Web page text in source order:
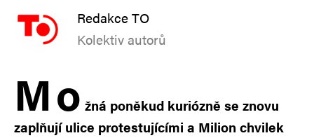
Redakce TO
Kolektiv autorů
Mo žná poněkud kuriózně se znovu
zaplňují ulice protestujícími a Milion chvilek